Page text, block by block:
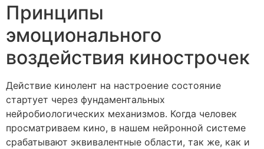
Принципы
эмоционального
воздействия кинострочек
Действие кинолент на настроение состояние
стартует через фундаментальных
нейробиологических механизмов. Когда человек
просматриваем кино, в нашем нейронной системе
срабатывают эквивалентные области, так же, как и